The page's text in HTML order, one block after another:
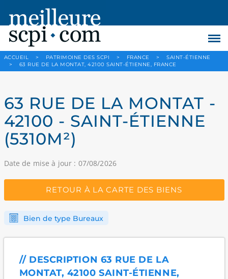
ACCUEIL > PATRIMOINE DES SCPI > FRANCE >
SAINT-ÉTIENNE
>
63 RUE DE LA MONTAT, 42100 SAINT-ÉTIENNE, FRANCE
63 RUE DE LA MONTAT -
42100 - SAINT-ÉTIENNE
(5310M²)
Date de mise à jour : 07/08/2026
RETOUR À LA CARTE DES BIENS
Bien de type Bureaux
// DESCRIPTION 63 RUE DE LA
MONTAT, 42100 SAINT-ÉTIENNE,